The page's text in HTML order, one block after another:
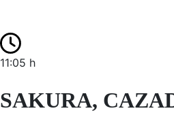
11:05 h
SAKURA,